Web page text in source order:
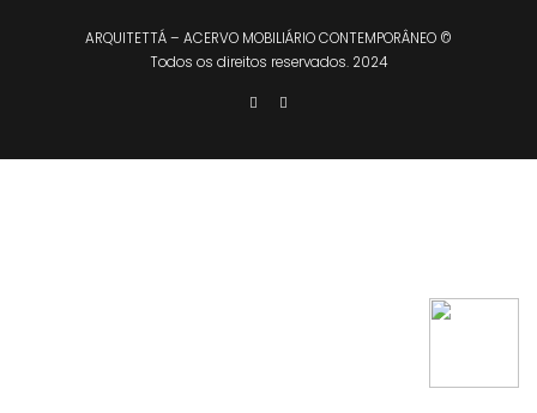
ARQUITETTÁ – ACERVO MOBILIÁRIO CONTEMPORÂNEO ©
Todos os direitos reservados. 2024